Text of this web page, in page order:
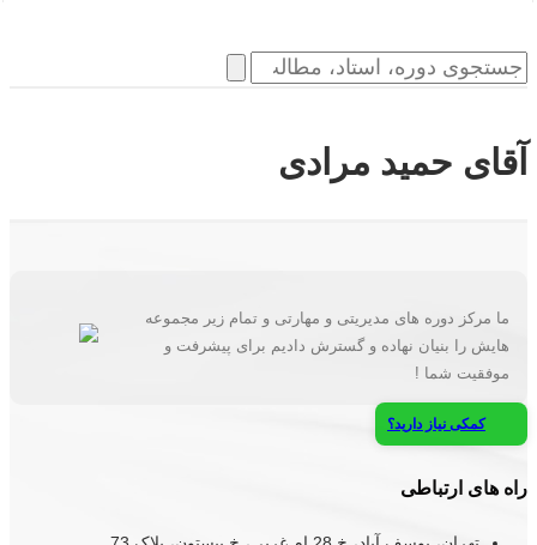
آقای حمید مرادی
ما مرکز دوره های مدیریتی و مهارتی و تمام زیر مجموعه
هایش را بنیان نهاده و گسترش دادیم برای پیشرفت و
موفقیت شما !
کمکی نیاز دارید؟
راه های ارتباطی